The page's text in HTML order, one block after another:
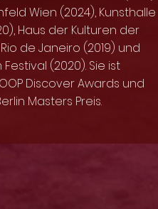
Wien (2024), Kunsthalle
Haus der Kulturen der
de Janeiro (2019) und
(2020). Sie ist
Discover Awards und
Masters Preis.